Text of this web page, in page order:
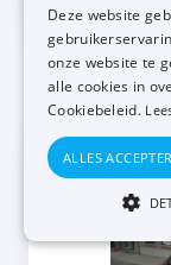
Deze website
onze website te
alle cookies in
Cookiebeleid.
ALLES
PRESTATIE